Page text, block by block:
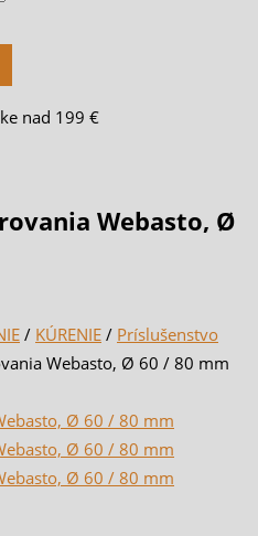
nad 199 €
Webasto, Ø
/ KÚRENIE / Príslušenstvo
Webasto, Ø 60 / 80 mm